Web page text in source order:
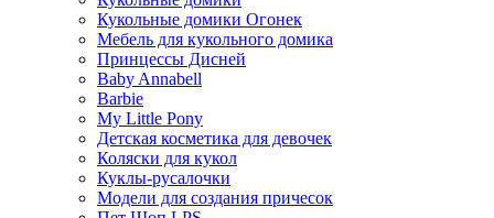
Кукольные домики Огонек
Мебель для кукольного домика
Принцессы Дисней
Baby Annabell
Barbie
My Little Pony
Детская косметика для девочек
Коляски для кукол
Куклы-русалочки
Модели для создания причесок